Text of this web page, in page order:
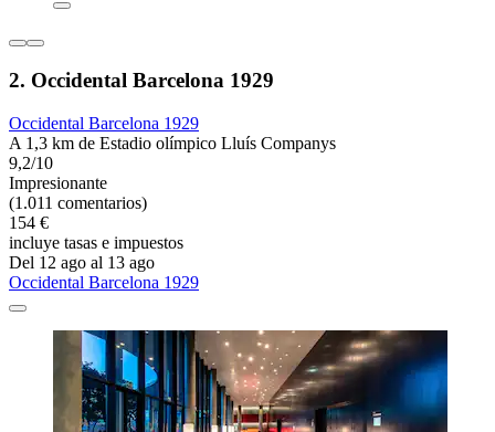
2. Occidental Barcelona 1929
Occidental Barcelona 1929
A 1,3 km de Estadio olímpico Lluís Companys
9,2/10
Impresionante
(1.011 comentarios)
154 €
incluye tasas e impuestos
Del 12 ago al 13 ago
Occidental Barcelona 1929